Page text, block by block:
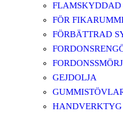
FÖR
FÖRBÄTTRAD
GEJDOLJA
HANDVERKTYG